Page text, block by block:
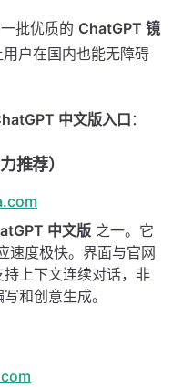
批优质的 ChatGPT 镜
户在国内也能无障碍
中文版入口：
推荐）
中文版 之一。它
速度极快。界面与官网
上下文连续对话，非
和创意生成。